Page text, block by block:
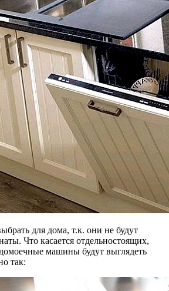
для дома, т.к. они не будут
Что касается отдельностоящих,
машины будут выглядеть
так: